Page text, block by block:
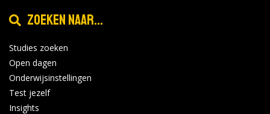
Zoeken naar...
Studies zoeken
Open dagen
Onderwijsinstellingen
Test jezelf
Insights